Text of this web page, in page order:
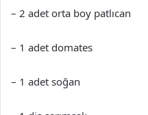
– 2 adet orta boy patlıcan
– 1 adet domates
– 1 adet soğan